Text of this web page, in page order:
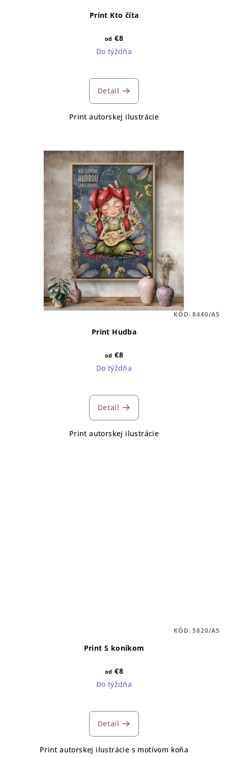
Print Kto číta
od €8
Do týždňa
Detail
Print autorskej ilustrácie
Print Hudba
od €8
Do týždňa
Detail
Print autorskej ilustrácie
KÓD:8440/A5
Print S koníkom
od €8
Do týždňa
Detail
Print autorskej ilustrácie s motívom koňa
KÓD:5820/A5